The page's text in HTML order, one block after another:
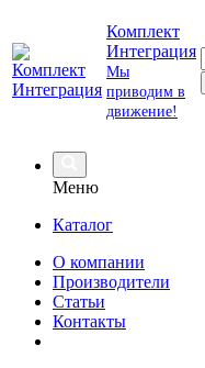
Комплект
Интеграция
Мы
приводим в
движение!
Меню
Каталог
О компании
Производители
Статьи
Контакты